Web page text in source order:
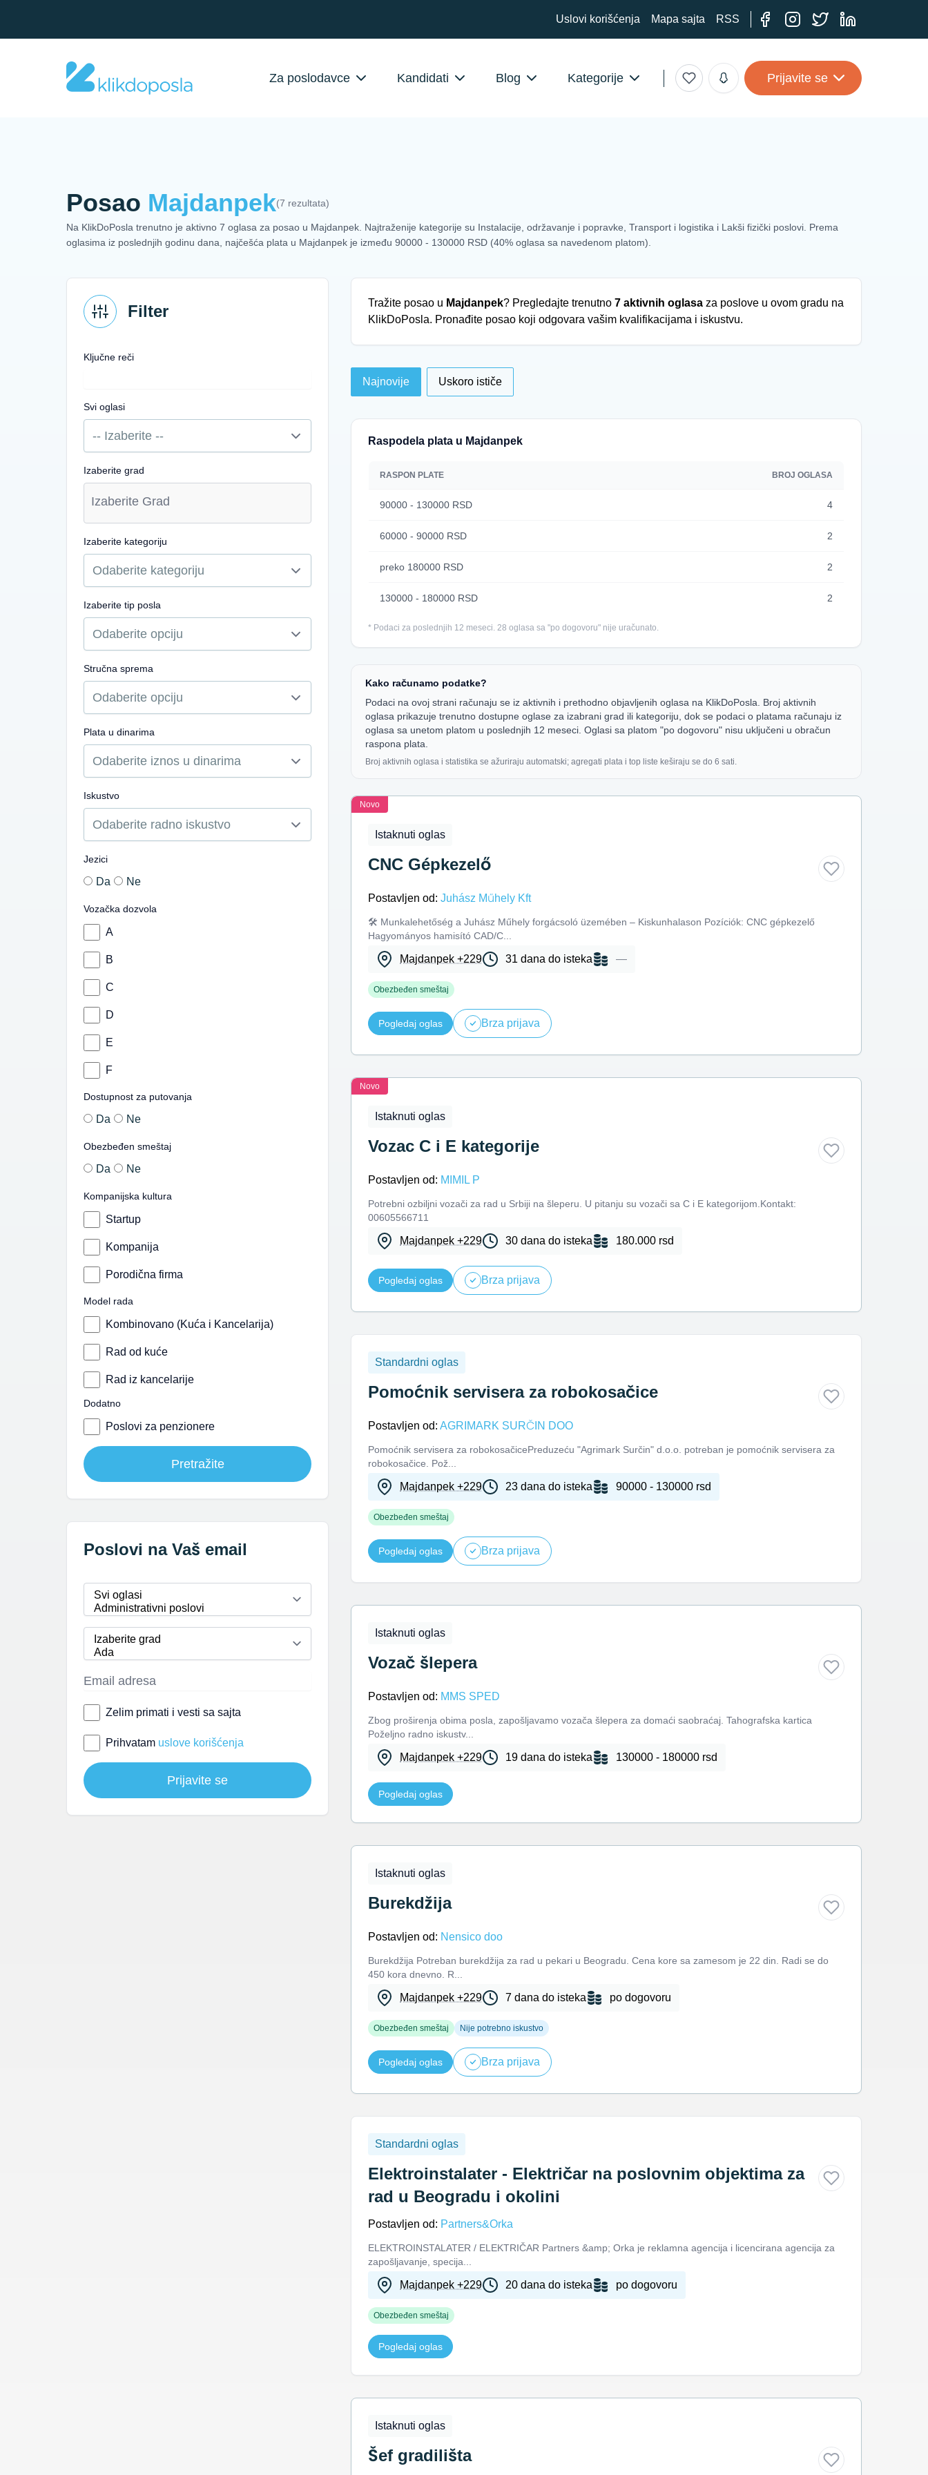
Uslovi korišćenja Mapa sajta RSS
Za poslodavce Kandidati Blog Kategorije Prijavite se
Posao Majdanpek(7 rezultata)
Na KlikDoPosla trenutno je aktivno 7 oglasa za posao u Majdanpek. Najtraženije kategorije su Instalacije, održavanje i popravke, Transport i logistika i Lakši fizički poslovi. Prema
oglasima iz poslednjih godinu dana, najčešća plata u Majdanpek je između 90000 - 130000 RSD (40% oglasa sa navedenom platom).
Filter
Ključne reči
Svi oglasi
Izaberite grad
Izaberite kategoriju
Izaberite tip posla
Stručna sprema
Plata u dinarima
Iskustvo
Jezici
Da Ne
Vozačka dozvola
A
B
C
D
E
F
Dostupnost za putovanja
Da Ne
Obezbeđen smeštaj
Da Ne
Kompanijska kultura
Startup
Kompanija
Porodična firma
Model rada
Kombinovano (Kuća i Kancelarija)
Rad od kuće
Rad iz kancelarije
Dodatno
Poslovi za penzionere
Pretražite
Poslovi na Vaš email
Zelim primati i vesti sa sajta
Prihvatam uslove korišćenja
Prijavite se
Tražite posao u Majdanpek? Pregledajte trenutno 7 aktivnih oglasa za poslove u ovom gradu na
KlikDoPosla. Pronađite posao koji odgovara vašim kvalifikacijama i iskustvu.
Najnovije Uskoro ističe
Raspodela plata u Majdanpek
RASPON PLATE BROJ OGLASA
90000 - 130000 RSD 4
60000 - 90000 RSD 2
preko 180000 RSD 2
130000 - 180000 RSD 2
* Podaci za poslednjih 12 meseci. 28 oglasa sa "po dogovoru" nije uračunato.
Kako računamo podatke?
Podaci na ovoj strani računaju se iz aktivnih i prethodno objavljenih oglasa na KlikDoPosla. Broj aktivnih
oglasa prikazuje trenutno dostupne oglase za izabrani grad ili kategoriju, dok se podaci o platama računaju iz
oglasa sa unetom platom u poslednjih 12 meseci. Oglasi sa platom "po dogovoru" nisu uključeni u obračun
raspona plata.
Broj aktivnih oglasa i statistika se ažuriraju automatski; agregati plata i top liste keširaju se do 6 sati.
Novo
Istaknuti oglas
CNC Gépkezelő
Postavljen od: Juhász Műhely Kft
🛠️ Munkalehetőség a Juhász Műhely forgácsoló üzemében – Kiskunhalason Pozíciók: CNC gépkezelő
Hagyományos hamisító CAD/C...
Majdanpek +229 31 dana do isteka —
Obezbeđen smeštaj
Pogledaj oglas Brza prijava
Novo
Istaknuti oglas
Vozac C i E kategorije
Postavljen od: MIMIL P
Potrebni ozbiljni vozači za rad u Srbiji na šleperu. U pitanju su vozači sa C i E kategorijom.Kontakt:
00605566711
Majdanpek +229 30 dana do isteka 180.000 rsd
Pogledaj oglas Brza prijava
Standardni oglas
Pomoćnik servisera za robokosačice
Postavljen od: AGRIMARK SURČIN DOO
Pomoćnik servisera za robokosačicePreduzeću "Agrimark Surčin" d.o.o. potreban je pomoćnik servisera za
robokosačice. Pož...
Majdanpek +229 23 dana do isteka 90000 - 130000 rsd
Obezbeđen smeštaj
Pogledaj oglas Brza prijava
Istaknuti oglas
Vozač šlepera
Postavljen od: MMS SPED
Zbog proširenja obima posla, zapošljavamo vozača šlepera za domaći saobraćaj. Tahografska kartica
Poželjno radno iskustv...
Majdanpek +229 19 dana do isteka 130000 - 180000 rsd
Pogledaj oglas
Istaknuti oglas
Burekdžija
Postavljen od: Nensico doo
Burekdžija Potreban burekdžija za rad u pekari u Beogradu. Cena kore sa zamesom je 22 din. Radi se do
450 kora dnevno. R...
Majdanpek +229 7 dana do isteka po dogovoru
Obezbeđen smeštaj Nije potrebno iskustvo
Pogledaj oglas Brza prijava
Standardni oglas
Elektroinstalater - Električar na poslovnim objektima za
rad u Beogradu i okolini
Postavljen od: Partners&Orka
ELEKTROINSTALATER / ELEKTRIČAR Partners &amp; Orka je reklamna agencija i licencirana agencija za
zapošljavanje, specija...
Majdanpek +229 20 dana do isteka po dogovoru
Obezbeđen smeštaj
Pogledaj oglas
Istaknuti oglas
Šef gradilišta